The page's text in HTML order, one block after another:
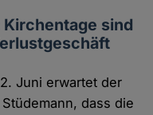
sind
Juni erwartet der
dass die